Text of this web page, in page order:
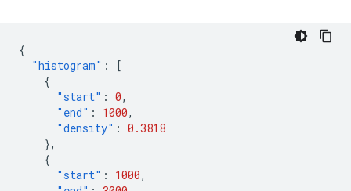
{
"histogram" :
[
{
"start" : 0,
"end" : 1000,
"density" : 0.3818
},
{
"start" : 1000,